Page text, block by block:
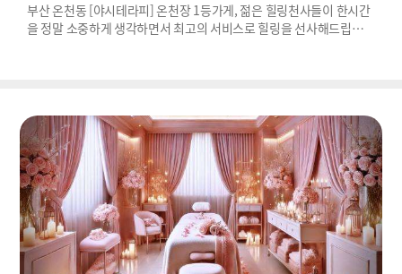
부산 온천동 [야시테라피] 온천장 1등가게, 젊은 힐링천사들이 한시간
을 정말 소중하게 생각하면서 최고의 서비스로 힐링을 선사해드립니